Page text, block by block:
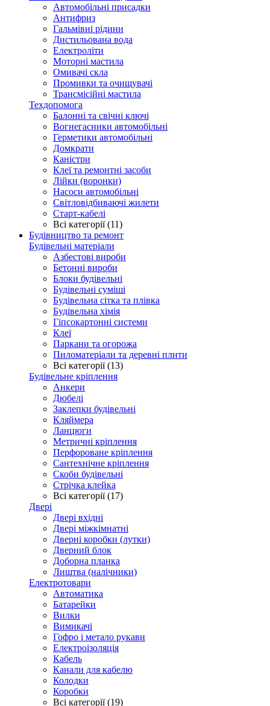
Автомобільні присадки
Антифриз
Гальмівні рідини
Дистильована вода
Електроліти
Моторні мастила
Омивачі скла
Промивки та очищувачі
Трансмісійні мастила
Техдопомога
Балонні та свічні ключі
Вогнегасники автомобільні
Герметики автомобільні
Домкрати
Каністри
Клеї та ремонтні засоби
Лійки (воронки)
Насоси автомобільні
Світловідбиваючі жилети
Старт-кабелі
Всі категорії (11)
Будівництво та ремонт
Будівельні матеріали
Азбестові вироби
Бетонні вироби
Блоки будівельні
Будівельні суміші
Будівельна сітка та плівка
Будівельна хімія
Гіпсокартонні системи
Клеї
Паркани та огорожа
Пиломатеріали та деревні плити
Всі категорії (13)
Будівельне кріплення
Анкери
Дюбелі
Заклепки будівельні
Кляймера
Ланцюги
Метричні кріплення
Перфороване кріплення
Сантехнічне кріплення
Скоби будівельні
Стрічка клейка
Всі категорії (17)
Двері
Двері вхідні
Двері міжкімнатні
Дверні коробки (лутки)
Дверний блок
Доборна планка
Лиштва (налічники)
Електротовари
Автоматика
Батарейки
Вилки
Вимикачі
Гофро і метало рукави
Електроізоляція
Кабель
Канали для кабелю
Колодки
Коробки
Всі категорії (19)